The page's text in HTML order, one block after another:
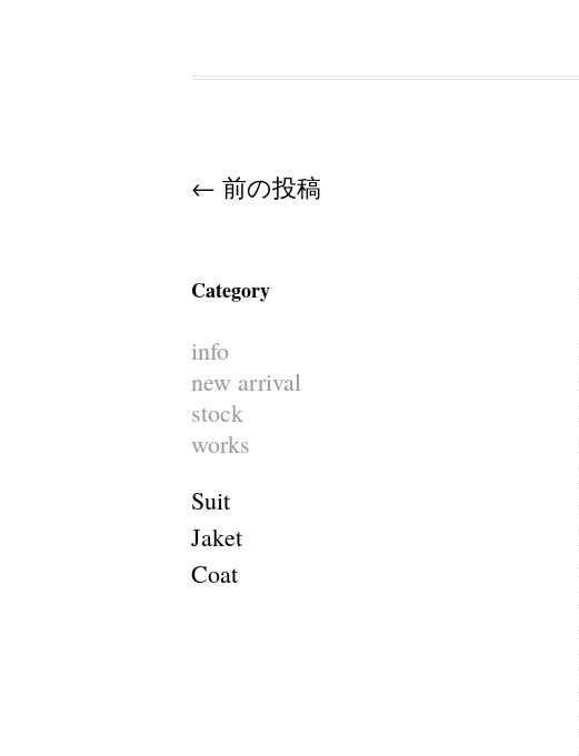
Post navigation
← 前の投稿
Category
info
new arrival
stock
works
Suit
Jaket
Coat